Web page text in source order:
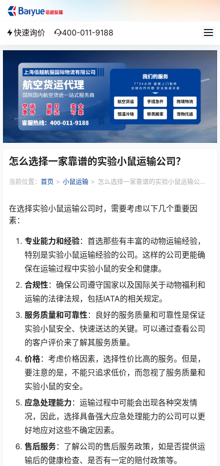
快速询价 400-011-9188
怎么选择一家靠谱的实验小鼠运输公司？
当前位置： 首页 > 小鼠运输 > 怎么选择一家靠谱的实验小鼠运输公
在选择实验小鼠运输公司时，需要考虑以下几个重要因
素：
专业能力和经验：首选那些有丰富的动物运输经验，
特别是实验小鼠运输经验的公司。这样的公司更能确
保在运输过程中实验小鼠的安全和健康。
合规性：确保公司遵守国家以及国际关于动物福利和
运输的法律法规，包括IATA的相关规定。
服务质量和可靠性：良好的服务质量和可靠性是保证
实验小鼠安全、快速送达的关键。可以通过查看公司
的客户评价来了解其服务质量。
价格：考虑价格因素，选择性价比高的服务。但是，
要注意的是，不能只追求低价，而忽视了服务质量和
实验小鼠的安全。
应急处理能力 ：运输过程中可能会出现各种突发情
况，因此，选择具备强大应急处理能力的公司可以更
好地应对这些不确定因素。
售后服务：了解公司的售后服务政策，如是否提供运
输后的健康检查、是否有一定的赔付政策等。